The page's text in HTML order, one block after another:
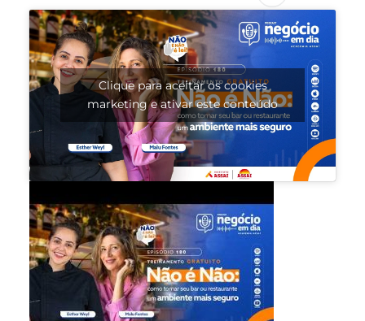
Clique para aceitar os cookies
marketing e ativar este conteúdo